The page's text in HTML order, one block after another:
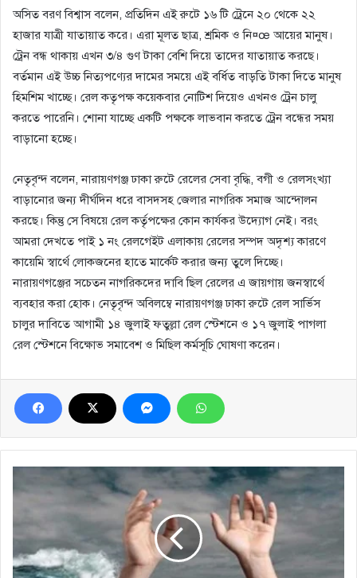
অসিত বরণ বিশ্বাস বলেন, প্রতিদিন এই রুটে ১৬ টি ট্রেনে ২০ থেকে ২২
হাজার যাত্রী যাতায়াত করে। এরা মূলত ছাত্র, শ্রমিক ও নি¤œ আয়ের মানুষ।
ট্রেন বন্ধ থাকায় এখন ৩/৪ গুণ টাকা বেশি দিয়ে তাদের যাতায়াত করছে।
বর্তমান এই উচ্চ নিত্যপণ্যের দামের সময়ে এই বর্ধিত বাড়তি টাকা দিতে মানুষ
হিমশিম খাচ্ছে। রেল কতৃপক্ষ কয়েকবার নোটিশ দিয়েও এখনও ট্রেন চালু
করতে পারেনি। শোনা যাচ্ছে একটি পক্ষকে লাভবান করতে ট্রেন বন্ধের সময়
বাড়ানো হচ্ছে।
নেতৃবৃন্দ বলেন, নারায়ণগঞ্জ ঢাকা রুটে রেলের সেবা বৃদ্ধি, বগী ও রেলসংখ্যা
বাড়ানোর জন্য দীর্ঘদিন ধরে বাসদসহ জেলার নাগরিক সমাজ আন্দোলন
করছে। কিন্তু সে বিষয়ে রেল কর্তৃপক্ষের কোন কার্যকর উদ্যোগ নেই। বরং
আমরা দেখতে পাই ১ নং রেলগেইট এলাকায় রেলের সম্পদ অদৃশ্য কারণে
কায়েমি স্বার্থে লোকজনের হাতে মার্কেট করার জন্য তুলে দিচ্ছে।
নারায়ণগঞ্জের সচেতন নাগরিকদের দাবি ছিল রেলের এ জায়গায় জনস্বার্থে
ব্যবহার করা হোক। নেতৃবৃন্দ অবিলম্বে নারায়ণগঞ্জ ঢাকা রুটে রেল সার্ভিস
চালুর দাবিতে আগামী ১৪ জুলাই ফতুল্লা রেল স্টেশনে ও ১৭ জুলাই পাগলা
রেল স্টেশনে বিক্ষোভ সমাবেশ ও মিছিল কর্মসূচি ঘোষণা করেন।
আড়াইহাজারে
পানিতে
মৃত্যু